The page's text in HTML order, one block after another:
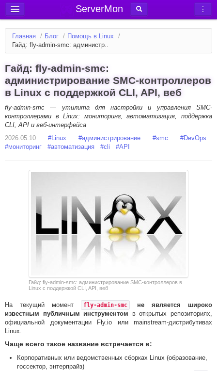
ServerMon
Добавить сервер
Мониторинг серверов
Блог
Статьи
Форум
Вход в аккаунт
Главная / Блог / Помощь в Linux
/
Гайд: fly-admin-smc: администр..
Гайд: fly-admin-smc:
администрирование SMC-контроллеров
в Linux с поддержкой CLI, API, веб
fly-admin-smc — утилита для настройки и управления SMC-
контроллерами в Linux: мониторинг, автоматизация, поддержка
CLI, API и веб-интерфейса
2026.05.10
#Linux #администрирование #smc #DevOps
#мониторинг #автоматизация #cli #API
Гайд: fly-admin-smc: администрирование SMC-контроллеров в
Linux с поддержкой CLI, API, веб
На текущий момент fly-admin-smc
не является широко
известным публичным инструментом в открытых репозиториях,
официальной документации Fly.io или mainstream-дистрибутивах
Linux.
Чаще всего такое название встречается в:
Корпоративных или ведомственных сборках Linux (образование,
госсектор, энтерпрайз)